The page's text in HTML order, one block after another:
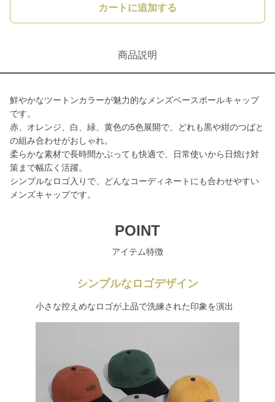
カートに追加する
商品説明
鮮やかなツートンカラーが魅力的なメンズベースボールキャップ
です。
赤、オレンジ、白、緑、黄色の5色展開で、どれも黒や紺のつばと
の組み合わせがおしゃれ。
柔らかな素材で長時間かぶっても快適で、日常使いから日焼け対
策まで幅広く活躍。
シンプルなロゴ入りで、どんなコーディネートにも合わせやすい
メンズキャップです。
POINT
アイテム特徴
シンプルなロゴデザイン
小さな控えめなロゴが上品で洗練された印象を演出